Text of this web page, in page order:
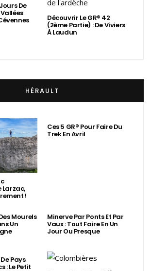
De
Découvrir Le GR® 42
(2ème Partie) : De Viviers
À Laudun
HÉRAULT
Larzac,
!
Ces 5 GR® Pour Faire Du
Trek En Avril
Mourels
Un
Minerve Par Ponts Et Par
Vaux : Tout Faire En Un
Jour Ou Presque
Pays
: Le Petit